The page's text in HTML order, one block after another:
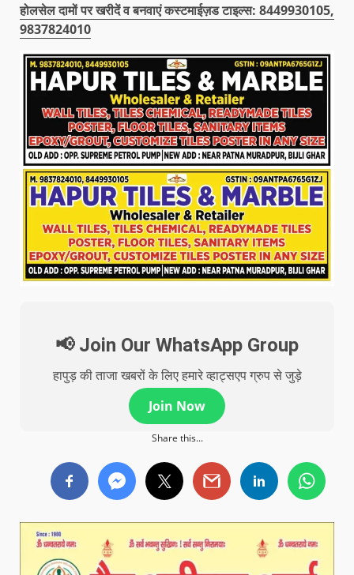
होलसेल दामों पर खरीदें व बनवाएं कस्टमाईज़ड टाइल्स: 8449930105,
9837824010
📢 Join Our WhatsApp Group
हापुड़ की ताजा खबरों के लिए हमारे व्हाट्सएप ग्रुप से जुड़े
Join Now
Share this...